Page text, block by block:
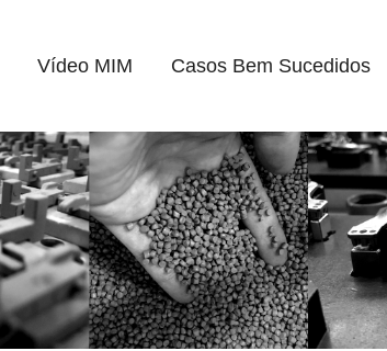
Vídeo MIM Casos Bem Sucedidos